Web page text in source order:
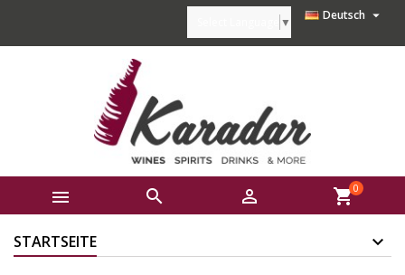
Deutsch 
▼
   shopping_cart0
STARTSEITE